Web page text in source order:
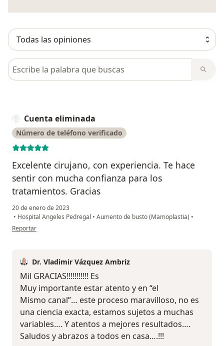
Busca en opiniones
Cuenta eliminada
Número de teléfono verificado
Excelente cirujano, con experiencia. Te hace
sentir con mucha confianza para los
tratamientos. Gracias
20 de enero de 2023
• Hospital Angeles Pedregal • Aumento de busto (Mamoplastia) •
en opinión del usuario Cuenta eliminada
Reportar
Dr. Vladimir Vázquez Ambriz
Mil GRACIAS!!!!!!!!!!! Es
Muy importante estar atento y en “el
Mismo canal”… este proceso maravilloso, no es
una ciencia exacta, estamos sujetos a muchas
variables…. Y atentos a mejores resultados….
Saludos y abrazos a todos en casa….!!!